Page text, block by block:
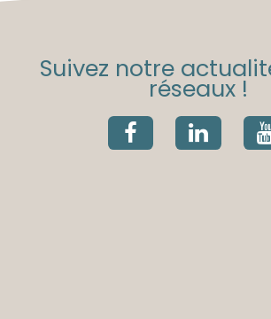
Suivez notre
réseaux !